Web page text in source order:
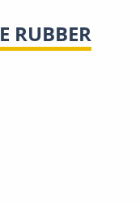
RUBBER